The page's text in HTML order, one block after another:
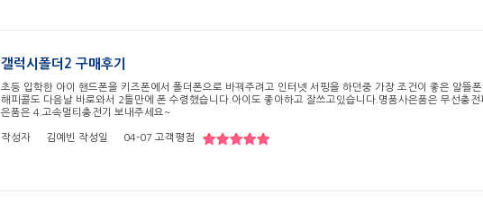
갤럭시폴더2 구매후기
초등 입학한 아이 핸드폰을 키즈폰에서 폴더폰으로 바꿔주려고 인터넷 서핑을 하던중 가장 조건이 좋은 알뜰
해피콜도 다음날 바로와서 2틀만에 폰 수령했습니다.아이도 좋아하고 잘쓰고있습니다.명품사은품은 무선충
은품은 4.고속멀티충전기 보내주세요~
작성자 김예빈 작성일 04-07 고객평점